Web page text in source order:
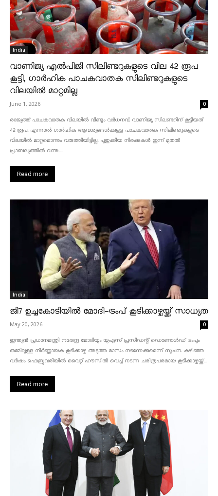
India
വാണിജ്യ എൽപിജി സിലിണ്ടറുകളുടെ വില 42 രൂപ
കൂട്ടി, ഗാർഹിക പാചകവാതക സിലിണ്ടറുകളുടെ
വിലയിൽ മാറ്റമില്ല
June 1, 2026 0
രാജ്യത്ത് പാചകവാതക വിലയിൽ വീണ്ടും വർധനവ്. വാണിജ്യ സിലണ്ടറിന് കൂട്ടിയത്
42 രൂപ. എന്നാൽ ഗാർഹിക ആവശ്യങ്ങൾക്കുള്ള പാചകവാതക സിലിണ്ടറുകളുടെ
വിലയിൽ മാറ്റമൊന്നും വരുത്തിയിട്ടില്ല. പുതുക്കിയ നിരക്കുകൾ ഇന്ന് മുതൽ
പ്രാബല്യത്തിൽ വന്നു....
Read more
India
ജി7 ഉച്ചകോടിയിൽ മോദി-ട്രംപ് കൂടിക്കാഴ്ചയ്ക്ക് സാധ്യത
May 20, 2026 0
ഇന്ത്യൻ പ്രധാനമന്ത്രി നരേന്ദ്ര മോദിയും യുഎസ് പ്രസിഡന്റ് ഡൊണാൾഡ് ട്രംപും
തമ്മിലുള്ള നിർണ്ണായക കൂടിക്കാഴ്ച അടുത്ത മാസം നടന്നേക്കുമെന്ന് സൂചന. കഴിഞ്ഞ
വർഷം ഫെബ്രുവരിയിൽ വൈറ്റ് ഹൗസിൽ വെച്ച് നടന്ന ചരിത്രപരമായ കൂടിക്കാഴ്ചയ്ക്ക്...
Read more